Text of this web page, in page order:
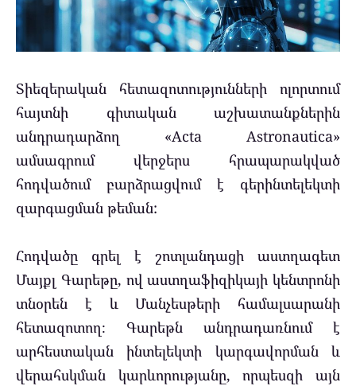
Տիեզերական հետազոտությունների ոլորտում
հայտնի գիտական ​​աշխատանքներին
անդրադարձող «Acta Astronautica»
ամսագրում վերջերս հրապարակված
հոդվածում բարձրացվում է գերինտելեկտի
զարգացման թեման:
Հոդվածը գրել է շոտլանդացի աստղագետ
Մայքլ Գարեթը, ով աստղաֆիզիկայի կենտրոնի
տնօրեն է և Մանչեսթերի համալսարանի
հետազոտող։ Գարեթն անդրադառնում է
արհեստական ​​ինտելեկտի կարգավորման և
վերահսկման կարևորությանը, որպեսզի այն